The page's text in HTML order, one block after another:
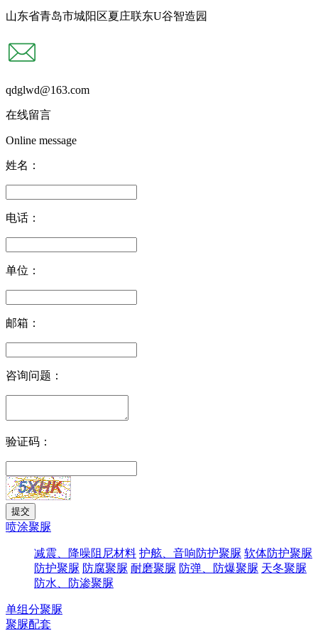
山东省青岛市城阳区夏庄联东U谷智造园
qdglwd@163.com
在线留言
Online message
姓名：
电话：
单位：
邮箱：
咨询问题：
验证码：
喷涂聚脲
减震、降噪阻尼材料 护舷、音响防护聚脲 软体防护聚脲
防护聚脲 防腐聚脲 耐磨聚脲 防弹、防爆聚脲 天冬聚脲
防水、防渗聚脲
单组分聚脲
聚脲配套